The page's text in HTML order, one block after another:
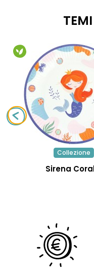
Collezione
Sirena